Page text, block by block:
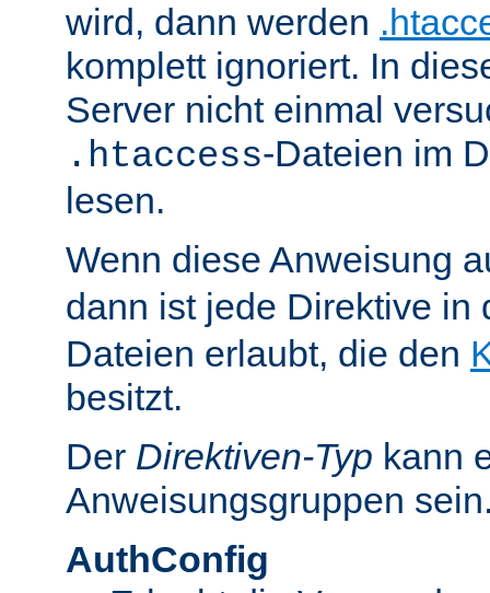
wird, dann werden
komplett ignoriert. In
Server nicht einmal
.htaccess-Dateien im
lesen.
Wenn diese Anweisung
dann ist jede Direktive in
Dateien erlaubt, die den
besitzt.
Der Direktiven-Typ kann
Anweisungsgruppen
AuthConfig